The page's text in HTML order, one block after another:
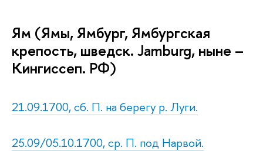
Ям (Ямы, Ямбург, Ямбургская
крепость, шведск. Jamburg, ныне –
Кингиссеп. РФ)
21.09.1700, сб. П. на берегу р. Луги.
25.09/05.10.1700, ср. П. под Нарвой.